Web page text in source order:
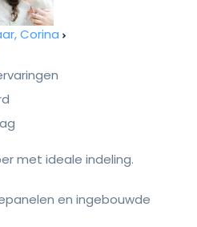
Corina
met ideale indeling.
en ingebouwde